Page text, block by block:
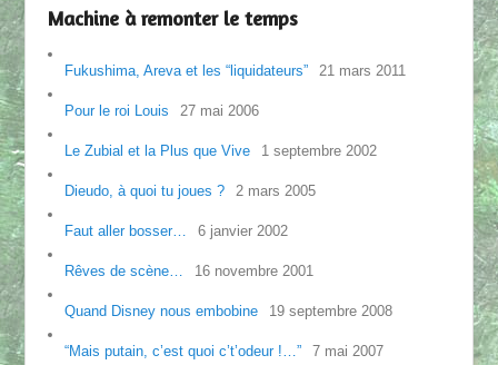
Machine à remonter le temps
Fukushima, Areva et les “liquidateurs” 21 mars 2011
Pour le roi Louis 27 mai 2006
Le Zubial et la Plus que Vive 1 septembre 2002
Dieudo, à quoi tu joues ? 2 mars 2005
Faut aller bosser… 6 janvier 2002
Rêves de scène… 16 novembre 2001
Quand Disney nous embobine 19 septembre 2008
“Mais putain, c’est quoi c’t’odeur !…” 7 mai 2007